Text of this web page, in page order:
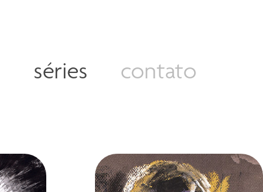
séries contato